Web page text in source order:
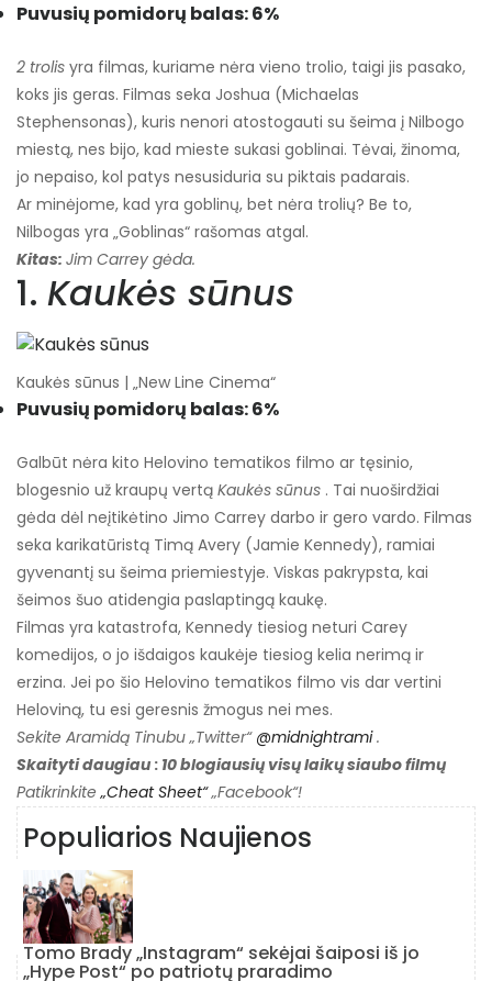
Puvusių pomidorų balas: 6%
2 trolis yra filmas, kuriame nėra vieno trolio, taigi jis pasako,
koks jis geras. Filmas seka Joshua (Michaelas
Stephensonas), kuris nenori atostogauti su šeima į Nilbogo
miestą, nes bijo, kad mieste sukasi goblinai. Tėvai, žinoma,
jo nepaiso, kol patys nesusiduria su piktais padarais.
Ar minėjome, kad yra goblinų, bet nėra trolių? Be to,
Nilbogas yra „Goblinas“ rašomas atgal.
Kitas: Jim Carrey gėda.
1. Kaukės sūnus
Kaukės sūnus | „New Line Cinema“
Puvusių pomidorų balas: 6%
Galbūt nėra kito Helovino tematikos filmo ar tęsinio,
blogesnio už kraupų vertą Kaukės sūnus . Tai nuoširdžiai
gėda dėl neįtikėtino Jimo Carrey darbo ir gero vardo. Filmas
seka karikatūristą Timą Avery (Jamie Kennedy), ramiai
gyvenantį su šeima priemiestyje. Viskas pakrypsta, kai
šeimos šuo atidengia paslaptingą kaukę.
Filmas yra katastrofa, Kennedy tiesiog neturi Carey
komedijos, o jo išdaigos kaukėje tiesiog kelia nerimą ir
erzina. Jei po šio Helovino tematikos filmo vis dar vertini
Heloviną, tu esi geresnis žmogus nei mes.
Sekite Aramidą Tinubu „Twitter“ @midnightrami.
Skaityti daugiau : 10 blogiausių visų laikų siaubo filmų
Patikrinkite „Cheat Sheet“ „Facebook“!
Populiarios Naujienos
Tomo Brady „Instagram“ sekėjai šaiposi iš jo
„Hype Post“ po patriotų praradimo